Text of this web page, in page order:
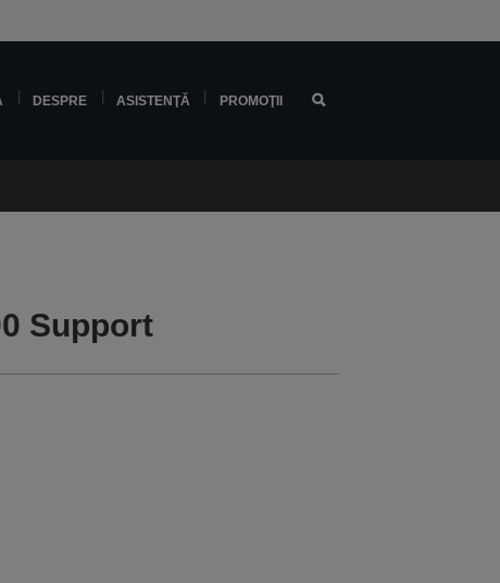
DESPRE ASISTENŢĂ PROMOŢII
Support